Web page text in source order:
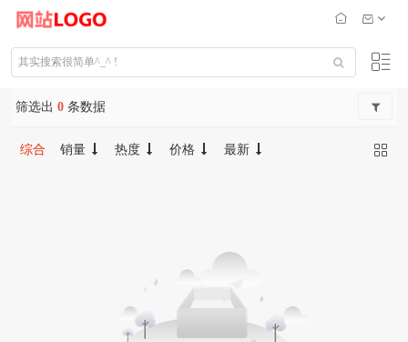
筛选出 0 条数据
综合 销量 热度 价格 最新